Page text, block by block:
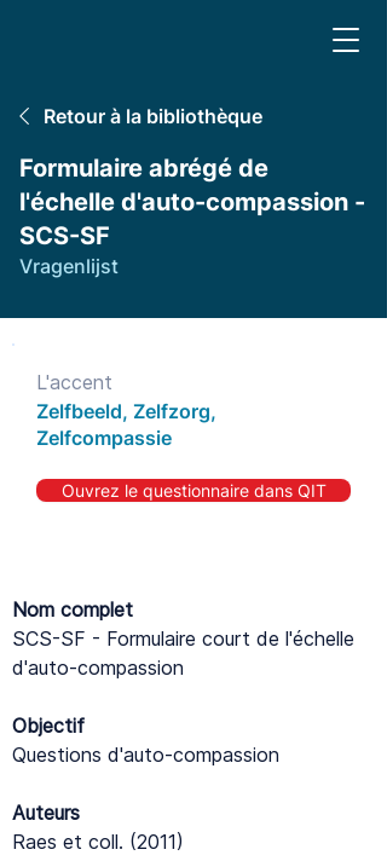
Retour à la bibliothèque
Formulaire abrégé de
l'échelle d'auto-compassion -
SCS-SF
Vragenlijst
L'accent
Zelfbeeld, Zelfzorg,
Zelfcompassie
Ouvrez le questionnaire dans QIT
Nom complet
SCS-SF - Formulaire court de l'échelle
d'auto-compassion
Objectif
Questions d'auto-compassion
Auteurs
Raes et coll. (2011)